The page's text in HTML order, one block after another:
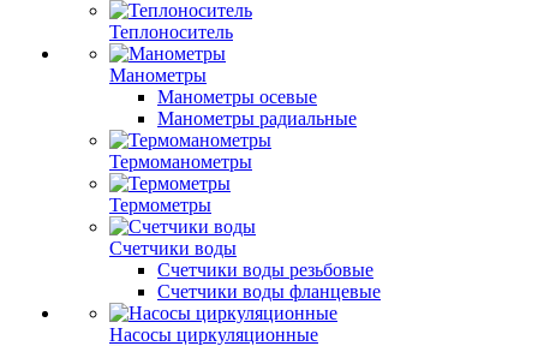
Теплоноситель
Манометры
Манометры осевые
Манометры радиальные
Термоманометры
Термометры
Счетчики воды
Счетчики воды резьбовые
Счетчики воды фланцевые
Насосы циркуляционные